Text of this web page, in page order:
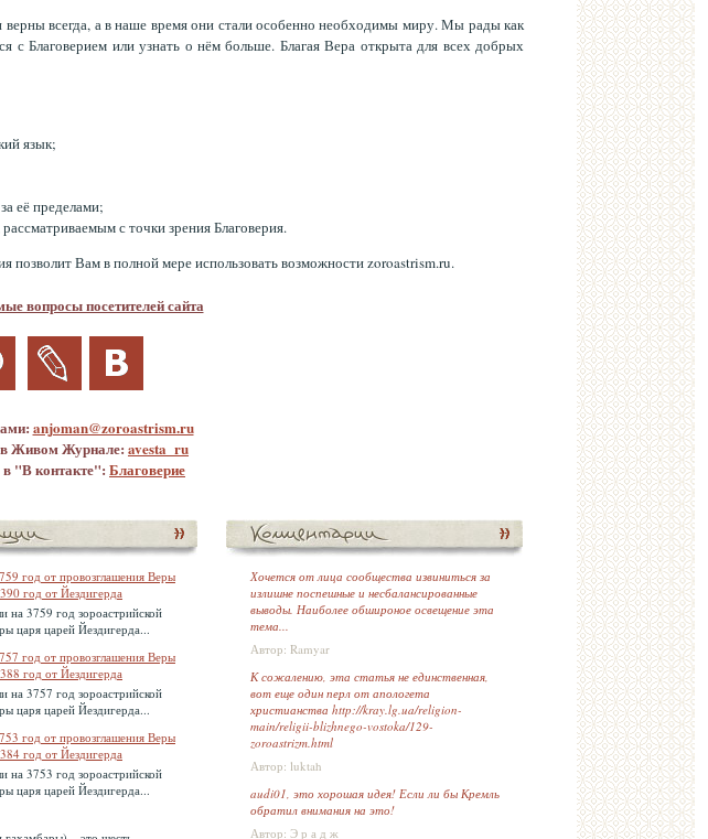
всегда, а в наше время они стали особенно необходимы миру. Мы рады как
с Благоверием или узнать о нём больше. Благая Вера открыта для всех добрых
язык;
её пределами;
с точки зрения Благоверия.
позволит Вам в полной мере использовать возможности zoroastrism.ru.
вопросы посетителей сайта
anjoman@zoroastrism.ru
Живом Журнале: avesta_ru
"В контакте": Благоверие
год от провозглашения Веры
год от Йездигерда
на 3759 год зороастрийской
царя царей Йездигерда...
год от провозглашения Веры
год от Йездигерда
на 3757 год зороастрийской
царя царей Йездигерда...
год от провозглашения Веры
год от Йездигерда
на 3753 год зороастрийской
царя царей Йездигерда...
Хочется от лица сообщества извиниться за
излишне поспешные и несбалансированные
выводы. Наиболее обшироное освещение эта
тема...
Автор: Ramyar
К сожалению, эта статья не единственная,
вот еще один перл от апологета
христианства http://kray.lg.ua/religion-
main/religii-blizhnego-vostoka/129-
zoroastrizm.html
Автор: luktah
audi01, это хорошая идея! Если ли бы Кремль
обратил внимания на это!
Автор: Э р а д ж